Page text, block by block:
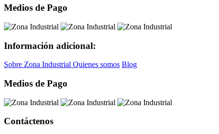
Medios de Pago
Información adicional:
Sobre Zona Industrial Quienes somos Blog
Medios de Pago
Contáctenos